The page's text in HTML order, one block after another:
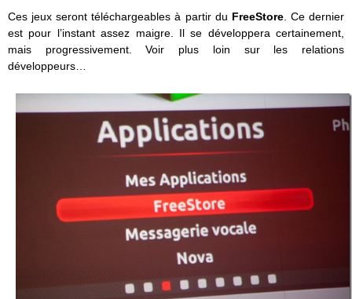
Ces jeux seront téléchargeables à partir du FreeStore. Ce dernier
est pour l’instant assez maigre. Il se développera certainement,
mais progressivement. Voir plus loin sur les relations
développeurs…